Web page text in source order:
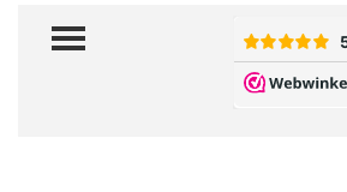
TOGGLE MENU